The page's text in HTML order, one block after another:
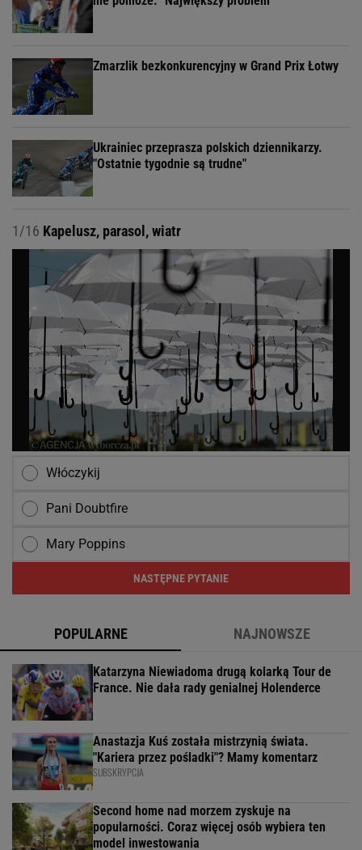
Zmarzlik bezkonkurencyjny w Grand Prix Łotwy
Ukrainiec przeprasza polskich dziennikarzy.
"Ostatnie tygodnie są trudne"
1/16 Kapelusz, parasol, wiatr
Włóczykij
Pani Doubtfire
Mary Poppins
NASTĘPNE PYTANIE
POPULARNE NAJNOWSZE
Katarzyna Niewiadoma drugą kolarką Tour de
France. Nie dała rady genialnej Holenderce
Anastazja Kuś została mistrzynią świata.
"Kariera przez pośladki"? Mamy komentarz
SUBSKRYPCJA
Second home nad morzem zyskuje na
popularności. Coraz więcej osób wybiera ten
model inwestowania